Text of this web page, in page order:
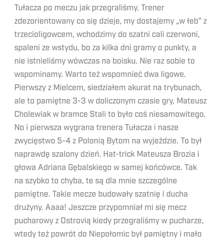
Tułacza po meczu jak przegraliśmy. Trener
zdezorientowany co się dzieje, my dostajemy „w łeb” z
trzecioligowcem, wchodzimy do szatni cali czerwoni,
spaleni ze wstydu, bo za kilka dni gramy o punkty, a
nie istnieliśmy wówczas na boisku. Nie raz sobie to
wspominamy. Warto też wspomnieć dwa ligowe.
Pierwszy z Mielcem, siedziałem akurat na trybunach,
ale to pamiętne 3-3 w doliczonym czasie gry, Mateusz
Cholewiak w bramce Stali to było coś niesamowitego.
No i pierwsza wygrana trenera Tułacza i nasze
zwycięstwo 5-4 z Polonią Bytom na wyjeździe. To był
naprawdę szalony dzień. Hat-trick Mateusza Brozia i
głowa Adriana Gębalskiego w samej końcówce. Tak
na szybko to chyba, te są dla mnie szczególne
pamiętne. Takie mecze budowały szatnię i ducha
drużyny. Aaaa! Jeszcze przypomniał mi się mecz
pucharowy z Ostrovią kiedy przegraliśmy w pucharze,
wtedy też powrót do Niepołomic był pamiętny i mało